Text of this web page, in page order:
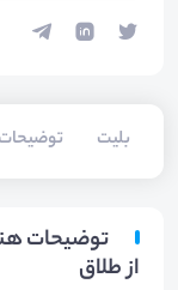
بلیت‌
توضیحات
از طلاق